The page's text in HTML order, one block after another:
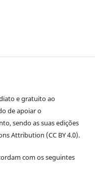
e gratuito ao
de apoiar o
sendo as suas edições
Attribution (CC BY 4.0).
com os seguintes